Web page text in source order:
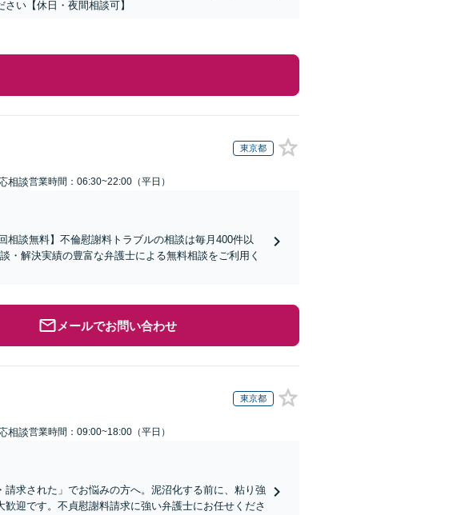
い【休日・夜間相談可】
東京都
相談営業時間：06:30~22:00（平日）
相談無料】不倫慰謝料トラブルの相談は毎月400件以
・解決実績の豊富な弁護士による無料相談をご利用く
メールでお問い合わせ
東京都
相談営業時間：09:00~18:00（平日）
請求された」でお悩みの方へ。泥沼化する前に、粘り強
迎です。不貞慰謝料請求に強い弁護士にお任せくださ